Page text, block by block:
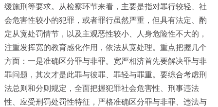
缓施刑等要求。从检察环节来看，主要是指对罪行较轻、社
会危害性较小的犯罪，或者罪行虽然严重，但具有法定、酌
定从宽处罚情节，以及主观恶性较小、人身危险性不大的，
注重发挥宽的教育感化作用，依法从宽处理。重点把握几个
方面：一是准确区分罪与非罪。宽严相济首先要解决罪与非
罪问题，其次才是此罪与彼罪、罪轻与罪重。要综合考虑刑
法总则和分则规定，全面把握犯罪社会危害性、刑事违法
性、应受刑罚处罚性特征，严格准确区分罪与非罪、违法与